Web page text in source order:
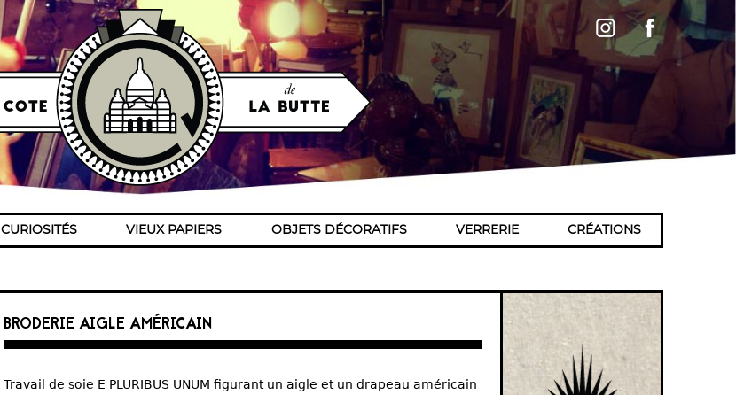
Accéder au contenu
CURIOSITÉS VIEUX PAPIERS OBJETS DÉCORATIFS VERRERIE CRÉATIONS
BRODERIE AIGLE AMÉRICAIN
Travail de soie E PLURIBUS UNUM figurant un aigle et un drapeau américain